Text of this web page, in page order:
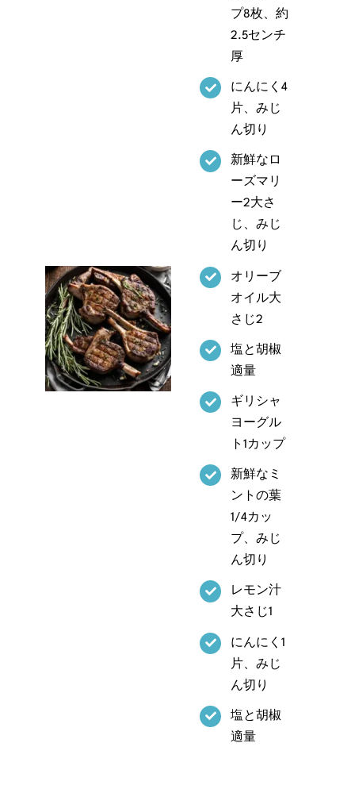
プ8枚、約
2.5センチ
厚
にんにく4
⽚、みじ
ん切り
新鮮なロ
ーズマリ
ー2⼤さ
じ、みじ
ん切り
オリーブ
オイル⼤
さじ2
塩と胡椒
適量
ギリシャ
ヨーグル
ト1カップ
新鮮なミ
ントの葉
1/4カッ
プ、みじ
ん切り
レモン汁
⼤さじ1
にんにく1
⽚、みじ
ん切り
塩と胡椒
適量